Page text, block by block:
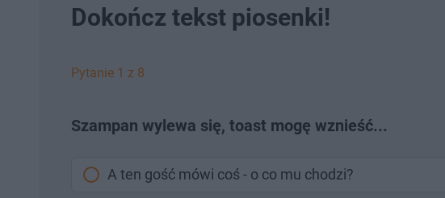
Dokończ tekst piosenki!
Pytanie 1 z 8
Szampan wylewa się, toast mogę wznieść...
A ten gość mówi coś - o co mu chodzi?